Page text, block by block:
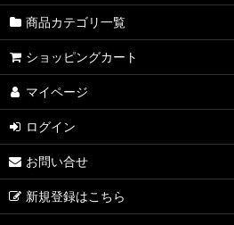
商品カテゴリ一覧
ショッピングカート
マイページ
ログイン
お問い合せ
新規登録はこちら